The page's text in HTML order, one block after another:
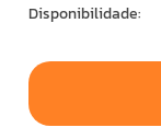
Disponibilidade: